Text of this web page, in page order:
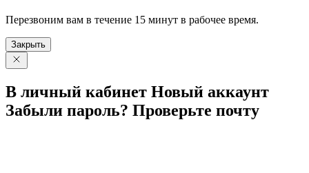
Перезвоним вам в течение 15 минут в рабочее время.
Закрыть
В личный кабинет Новый аккаунт
Забыли пароль? Проверьте почту